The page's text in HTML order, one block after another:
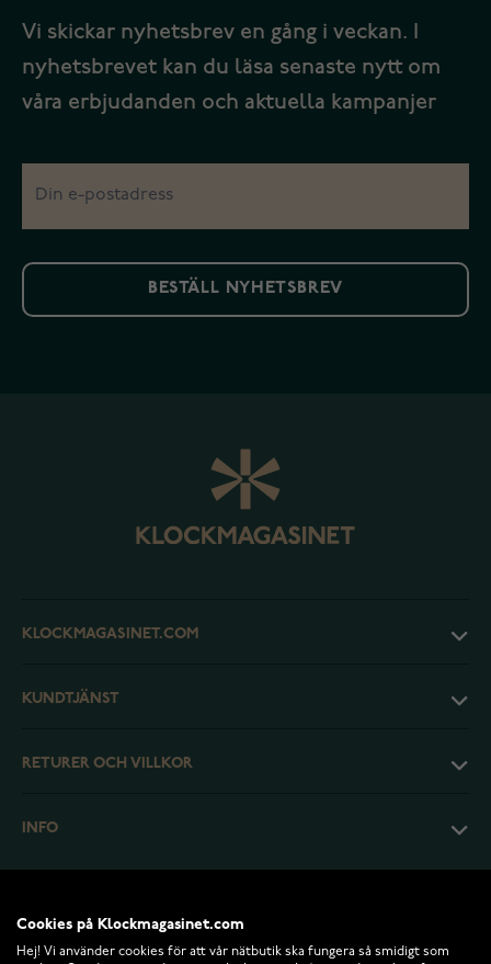
Vi skickar nyhetsbrev en gång i veckan. I
nyhetsbrevet kan du läsa senaste nytt om
våra erbjudanden och aktuella kampanjer
BESTÄLL NYHETSBREV
KLOCKMAGASINET.COM
KUNDTJÄNST
RETURER OCH VILLKOR
INFO
Cookies på Klockmagasinet.com
Hej! Vi använder cookies för att vår nätbutik ska fungera så smidigt som